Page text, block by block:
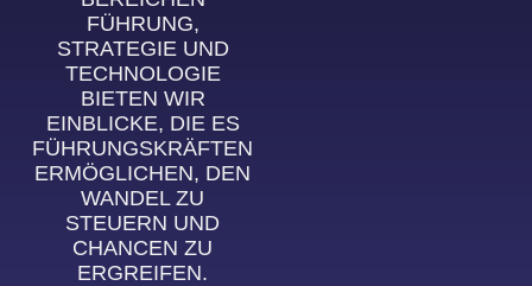
FÜHRUNG,
STRATEGIE UND
TECHNOLOGIE
BIETEN WIR
EINBLICKE, DIE ES
FÜHRUNGSKRÄFTEN
ERMÖGLICHEN, DEN
WANDEL ZU
STEUERN UND
CHANCEN ZU
ERGREIFEN.